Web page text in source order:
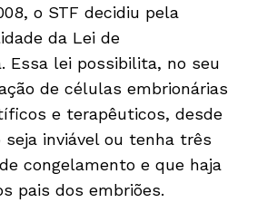
o STF decidiu pela
da Lei de
Essa lei possibilita, no seu
de células embrionárias
e terapêuticos, desde
seja inviável ou tenha três
congelamento e que haja
pais dos embriões.